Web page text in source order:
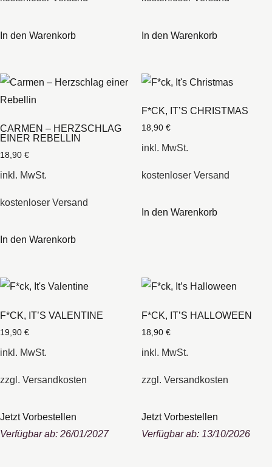
In den Warenkorb In den Warenkorb
CARMEN – HERZSCHLAG
EINER REBELLIN
18,90 €
inkl. MwSt.
kostenloser Versand
In den Warenkorb
F*CK, IT’S CHRISTMAS
18,90 €
inkl. MwSt.
kostenloser Versand
In den Warenkorb
F*CK, IT’S VALENTINE
19,90 €
inkl. MwSt.
zzgl. Versandkosten
Jetzt Vorbestellen
Verfügbar ab: 26/01/2027
F*CK, IT’S HALLOWEEN
18,90 €
inkl. MwSt.
zzgl. Versandkosten
Jetzt Vorbestellen
Verfügbar ab: 13/10/2026